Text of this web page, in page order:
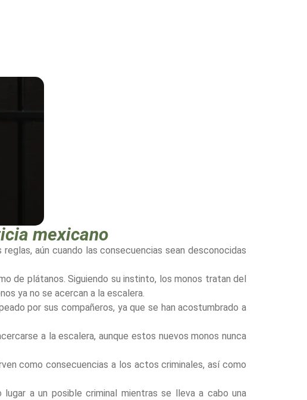
mexicano
aún cuando las consecuencias sean desconocidas
de plátanos. Siguiendo su instinto, los monos tratan del
ya no se acercan a la escalera.
por sus compañeros, ya que se han acostumbrado a
a la escalera, aunque estos nuevos monos nunca
como consecuencias a los actos criminales, así como
a un posible criminal mientras se lleva a cabo una